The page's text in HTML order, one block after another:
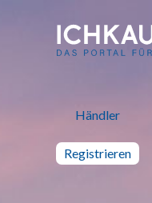
ich kauf
Händler
Registrieren